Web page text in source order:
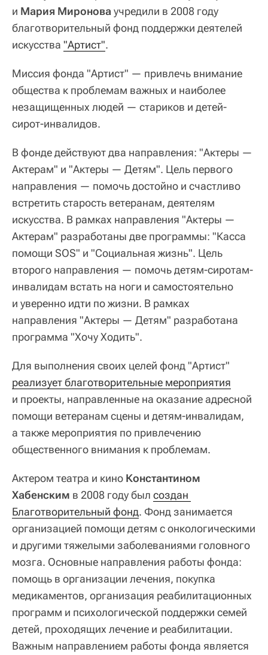
и Мария Миронова учредили в 2008 году
благотворительный фонд поддержки деятелей
искусства "Артист".
Миссия фонда "Артист" — привлечь внимание
общества к проблемам важных и наиболее
незащищенных людей — стариков и детей-
сирот-инвалидов.
В фонде действуют два направления: "Актеры —
Актерам" и "Актеры — Детям". Цель первого
направления — помочь достойно и счастливо
встретить старость ветеранам, деятелям
искусства. В рамках направления "Актеры —
Актерам" разработаны две программы: "Касса
помощи SOS" и "Социальная жизнь". Цель
второго направления — помочь детям-сиротам-
инвалидам встать на ноги и самостоятельно
и уверенно идти по жизни. В рамках
направления "Актеры — Детям" разработана
программа "Хочу Ходить".
Для выполнения своих целей фонд "Артист"
реализует благотворительные мероприятия
и проекты, направленные на оказание адресной
помощи ветеранам сцены и детям-инвалидам,
а также мероприятия по привлечению
общественного внимания к проблемам.
Актером театра и кино Константином
Хабенским в 2008 году был создан
Благотворительный фонд. Фонд занимается
организацией помощи детям с онкологическими
и другими тяжелыми заболеваниями головного
мозга. Основные направления работы фонда:
помощь в организации лечения, покупка
медикаментов, организация реабилитационных
программ и психологической поддержки семей
детей, проходящих лечение и реабилитации.
Важным направлением работы фонда является